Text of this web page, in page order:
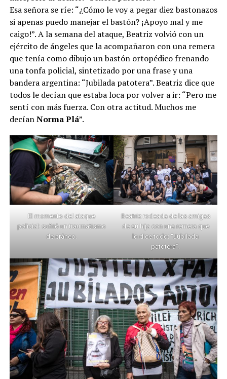
Esa señora se ríe: “¿Cómo le voy a pegar diez bastonazos
si apenas puedo manejar el bastón? ¡Apoyo mal y me
caigo!”. A la semana del ataque, Beatriz volvió con un
ejército de ángeles que la acompañaron con una remera
que tenía como dibujo un bastón ortopédico frenando
una tonfa policial, sintetizado por una frase y una
bandera argentina: “Jubilada patotera”. Beatriz dice que
todos le decían que estaba loca por volver a ir: “Pero me
sentí con más fuerza. Con otra actitud. Muchos me
decíanNorma Plá”.
El momento del ataque
policial: sufrió un traumatismo
de cráneo.
Beatriz rodeada de las amigas
de su hija con una remera que
lo dice todo: “Jubilada
patotera”.